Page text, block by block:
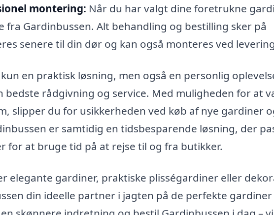
montering: Når du har valgt dine foretrukne
fra Gardinbussen. Alt behandling og bestilling sker på
senere til din dør og kan også monteres ved
en praktisk løsning, men også en personlig
bedste rådgivning og service. Med muligheden for at
slipper du for usikkerheden ved køb af nye gardiner
er samtidig en tidsbesparende løsning, der
for at bruge tid på at rejse til og fra butikker.
elegante gardiner, praktiske plisségardiner eller
din ideelle partner i jagten på de perfekte gardiner